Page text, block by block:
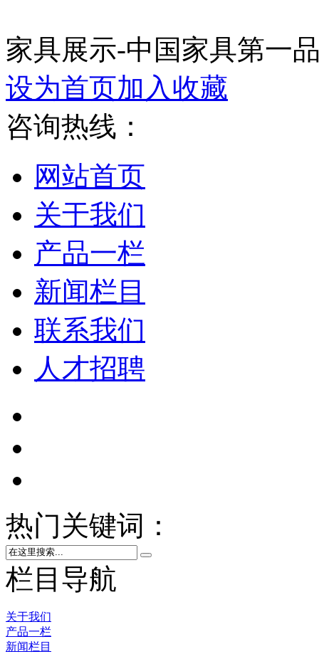
家具展示-中国家具第一
设为首页加入收藏
咨询热线：
网站首页
关于我们
产品一栏
新闻栏目
联系我们
人才招聘
热门关键词：
栏目导航
关于我们
产品一栏
新闻栏目